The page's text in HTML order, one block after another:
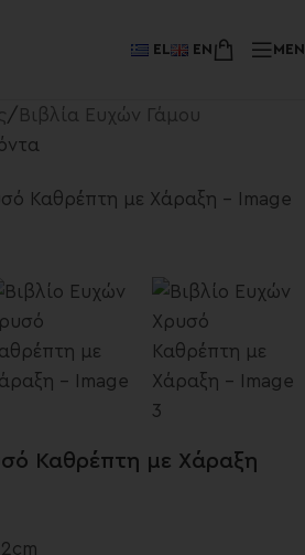
EL EN
/ Βιβλία Ευχών Γάμου
Καθρέπτη με Χάραξη